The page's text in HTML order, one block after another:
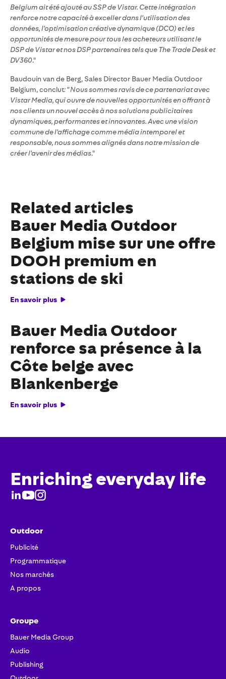
Belgium ait été ajouté au SSP de Vistar. Cette intégration
renforce notre capacité à exceller dans l'utilisation des
données, l'optimisation créative dynamique (DCO) et les
opportunités de mesure pour tous les acheteurs utilisant le
DSP de Vistar et nos DSP partenaires tels que The Trade Desk et
DV360."
Baudouin van de Berg, Sales Director Bauer Media Outdoor
Belgium, conclut: " Nous sommes ravis de ce partenariat avec
Vistar Media, qui ouvre de nouvelles opportunités en offrant à
nos clients un nouvel accès à nos solutions publicitaires
dynamiques, performantes et innovantes. Avec une vision
commune de l'affichage comme média intemporel et
responsable, nous sommes alignés dans notre mission de
créer l'avenir des médias."
Related articles
Bauer Media Outdoor
Belgium mise sur une offre
DOOH premium en
stations de ski
En savoir plus
Bauer Media Outdoor
renforce sa présence à la
Côte belge avec
Blankenberge
En savoir plus
Enriching everyday life
Outdoor
Publicité
Programmatique
Nos marchés
A propos
Groupe
Bauer Media Group
Audio
Publishing